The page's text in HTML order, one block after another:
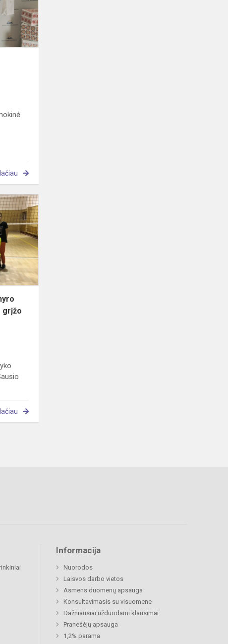
Iš
tradicinio
tinklinio
turnyro
„Saulėtekio“
tinklininkės
g...
grįžo
Informacija
Nuorodos
Laisvos darbo vietos
Asmens duomenų apsauga
Konsultavimasis su visuomene
Dažniausiai užduodami klausimai
Pranešėjų apsauga
1,2% parama